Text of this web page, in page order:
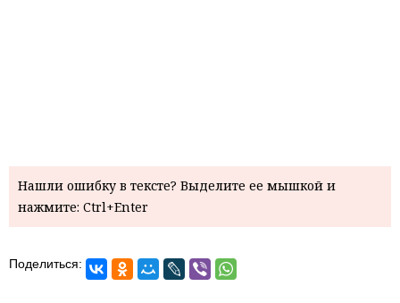
Нашли ошибку в тексте? Выделите ее мышкой и
нажмите: Ctrl+Enter
Поделиться: